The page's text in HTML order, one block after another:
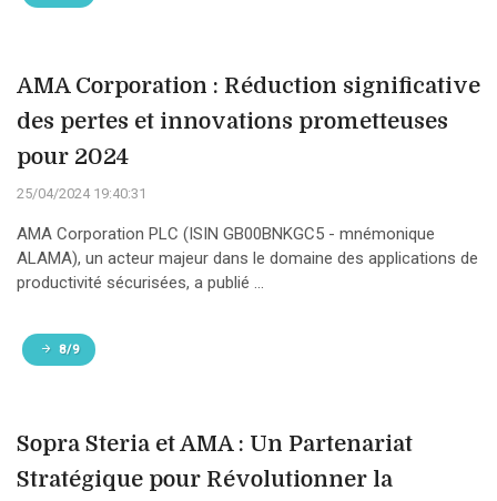
AMA Corporation : Réduction significative
des pertes et innovations prometteuses
pour 2024
25/04/2024 19:40:31
AMA Corporation PLC (ISIN GB00BNKGC5 - mnémonique
ALAMA), un acteur majeur dans le domaine des applications de
productivité sécurisées, a publié ...
8/9
Sopra Steria et AMA : Un Partenariat
Stratégique pour Révolutionner la